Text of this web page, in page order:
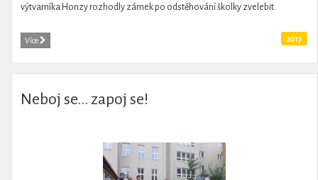
výtvarníka Honzy rozhodly zámek po odstěhování školky zvelebit.
Více 2017
Neboj se... zapoj se!